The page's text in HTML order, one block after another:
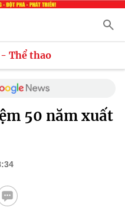
Thể thao
50 năm xuất